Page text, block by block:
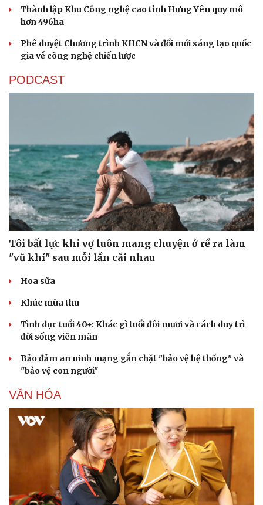
Dinh dưỡng - món ngon
Cây thuốc
Sản phụ khoa
Nhi khoa
Nam khoa
Làm đẹp - giảm cân
Phòng mạch online
Ăn sạch sống khỏe
Nhà đẹp
Blog
Tình yêu - Gia đình
Thành lập Khu Công nghệ cao tỉnh Hưng Yên quy mô
hơn 496ha
Phê duyệt Chương trình KHCN và đổi mới sáng tạo quốc
gia về công nghệ chiến lược
PODCAST
Tôi bất lực khi vợ luôn mang chuyện ở rể ra làm
"vũ khí" sau mỗi lần cãi nhau
Hoa sữa
Khúc mùa thu
Tình dục tuổi 40+: Khác gì tuổi đôi mươi và cách duy trì
đời sống viên mãn
Bảo đảm an ninh mạng gắn chặt "bảo vệ hệ thống" và
"bảo vệ con người"
VĂN HÓA